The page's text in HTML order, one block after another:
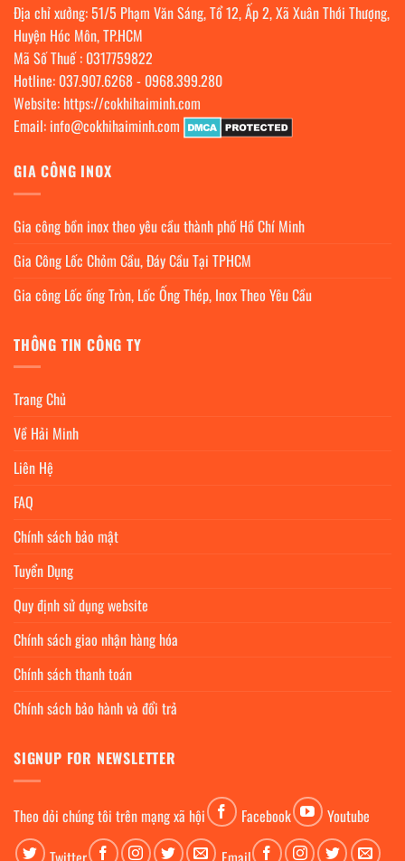
Địa chỉ xưởng: 51/5 Phạm Văn Sáng, Tổ 12, Ấp 2, Xã Xuân Thới Thượng,
Huyện Hóc Môn, TP.HCM
Mã Số Thuế : 0317759822
Hotline: 037.907.6268- 0968.399.280
Website: https://cokhihaiminh.com
Email: info@cokhihaiminh.com
GIA CÔNG INOX
Gia công bồn inox theo yêu cầu thành phố Hồ Chí Minh
Gia Công Lốc Chỏm Cầu, Đáy Cầu Tại TPHCM
Gia công Lốc ống Tròn, Lốc Ống Thép, Inox Theo Yêu Cầu
THÔNG TIN CÔNG TY
Trang Chủ
Về Hải Minh
Liên Hệ
FAQ
Chính sách bảo mật
Tuyển Dụng
Quy định sử dụng website
Chính sách giao nhận hàng hóa
Chính sách thanh toán
Chính sách bảo hành và đổi trả
SIGNUP FOR NEWSLETTER
Theo dỏi chúng tôi trên mạng xã hội Facebook
Youtube